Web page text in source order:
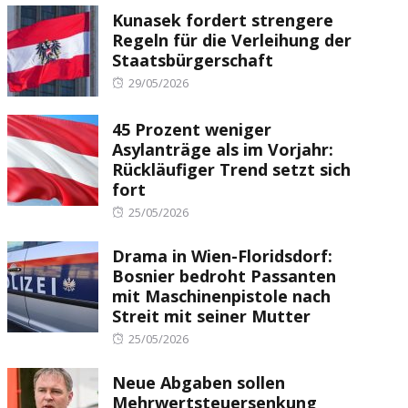
Kunasek fordert strengere
Regeln für die Verleihung der
Staatsbürgerschaft
Posted
29/05/2026
45 Prozent weniger
Asylanträge als im Vorjahr:
Rückläufiger Trend setzt sich
fort
Posted
25/05/2026
Drama in Wien-Floridsdorf:
Bosnier bedroht Passanten
mit Maschinenpistole nach
Streit mit seiner Mutter
Posted
25/05/2026
Neue Abgaben sollen
Mehrwertsteuersenkung